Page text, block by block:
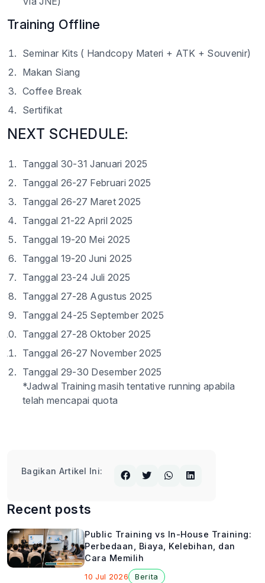
Training Offline
Seminar Kits ( Handcopy Materi + ATK + Souvenir)
Makan Siang
Coffee Break
Sertifikat
NEXT SCHEDULE:
Tanggal 30-31 Januari 2025
Tanggal 26-27 Februari 2025
Tanggal 26-27 Maret 2025
Tanggal 21-22 April 2025
Tanggal 19-20 Mei 2025
Tanggal 19-20 Juni 2025
Tanggal 23-24 Juli 2025
Tanggal 27-28 Agustus 2025
Tanggal 24-25 September 2025
Tanggal 27-28 Oktober 2025
Tanggal 26-27 November 2025
Tanggal 29-30 Desember 2025
*Jadwal Training masih tentative running apabila
telah mencapai quota
Bagikan Artikel Ini:
Recent posts
Public Training vs In-House Training:
Perbedaan, Biaya, Kelebihan, dan
Cara Memilih
10 Jul 2026 Berita